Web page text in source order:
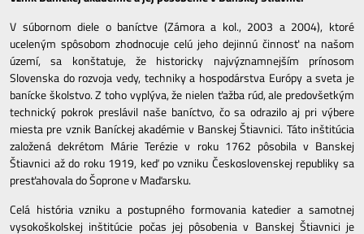
V súbornom diele o baníctve (Zámora a kol., 2003 a 2004), ktoré
uceleným spôsobom zhodnocuje celú jeho dejinnú činnosť na našom
území, sa konštatuje, že historicky najvýznamnejším prínosom
Slovenska do rozvoja vedy, techniky a hospodárstva Európy a sveta je
banícke školstvo. Z toho vyplýva, že nielen ťažba rúd, ale predovšetkým
technický pokrok preslávil naše baníctvo, čo sa odrazilo aj pri výbere
miesta pre vznik Baníckej akadémie v Banskej Štiavnici. Táto inštitúcia
založená dekrétom Márie Terézie v roku 1762 pôsobila v Banskej
Štiavnici až do roku 1919, keď po vzniku Československej republiky sa
presťahovala do Šoprone v Maďarsku.
Celá história vzniku a postupného formovania katedier a samotnej
vysokoškolskej inštitúcie počas jej pôsobenia v Banskej Štiavnici je